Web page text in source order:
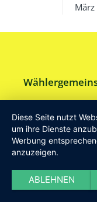
März
Tel:
E-Mail:info [at]
Website:
Haftung
Diese Seite nutzt
um ihre Dienste
Werbung
anzuzeigen.
ABLEHNEN